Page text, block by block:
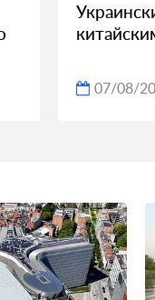
07/08/